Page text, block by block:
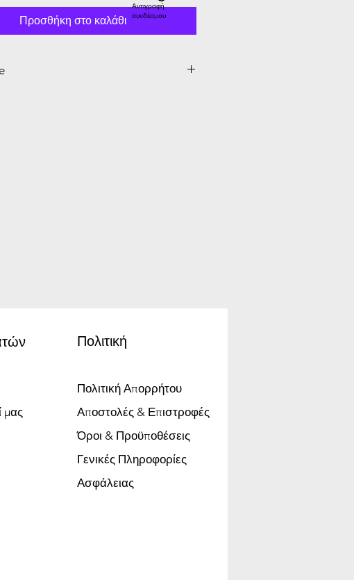
Προσθήκη στο καλάθι
Αντιγραφή
συνδέσμου
μας
Πολιτική
Πολιτική Απορρήτου
Αποστολές & Επιστροφές
Όροι & Προϋποθέσεις
Γενικές Πληροφορίες
Ασφάλειας